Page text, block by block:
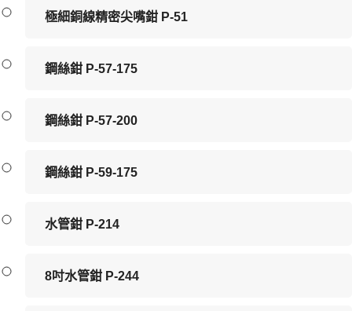
極細銅線精密尖嘴鉗 P-51
鋼絲鉗 P-57-175
鋼絲鉗 P-57-200
鋼絲鉗 P-59-175
水管鉗 P-214
8吋水管鉗 P-244